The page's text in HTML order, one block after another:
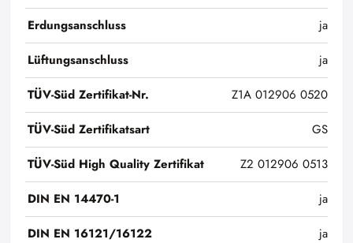
Erdungsanschluss
ja
Lüftungsanschluss
ja
TÜV-Süd Zertifikat-Nr.
Z1A 012906 0520
TÜV-Süd Zertifikatsart
GS
TÜV-Süd High Quality Zertifikat
Z2 012906 0513
DIN EN 14470-1
ja
DIN EN 16121/16122
ja